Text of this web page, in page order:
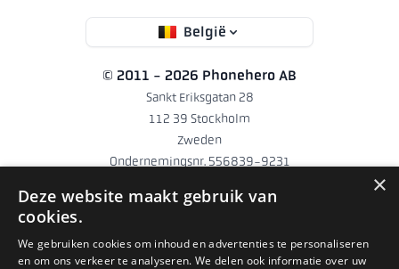
België
© 2011 - 2026 Phonehero AB
Sankt Eriksgatan 28
112 39 Stockholm
Zweden
Ondernemingsnr. 556839-9231
+46 10 551 5854 (Engels)
Phonehero AB is een Zweeds bedrijf dat in Zweden is geregistreerd
(ondernemingsnummer 556839-9231) en webwinkels uitbaat in
×
Deze website maakt gebruik van
cookies.
We gebruiken cookies om inhoud en advertenties te personaliseren
en om ons verkeer te analyseren. We delen ook informatie over uw